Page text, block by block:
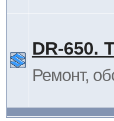
DR-650.
Ремонт,